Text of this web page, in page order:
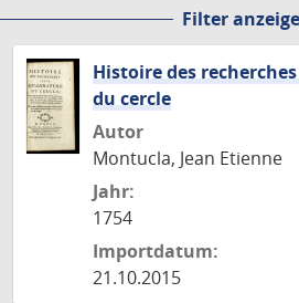
Filter
Histoire des
du cercle
Autor
Montucla, Jean Etienne
Jahr:
1754
Importdatum:
21.10.2015